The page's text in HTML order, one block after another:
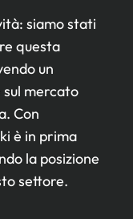
siamo stati
questa
un
mercato
Con
è in prima
la posizione
settore.